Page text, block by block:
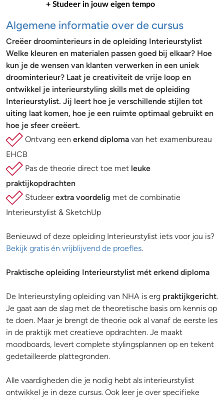
Algemene informatie over de cursus
Creëer droominterieurs in de opleiding Interieurstylist
Welke kleuren en materialen passen goed bij elkaar? Hoe
kun je de wensen van klanten verwerken in een uniek
droominterieur? Laat je creativiteit de vrije loop en
ontwikkel je interieurstyling skills met de opleiding
Interieurstylist. Jij leert hoe je verschillende stijlen tot
uiting laat komen, hoe je een ruimte optimaal gebruikt en
hoe je sfeer creëert.
Ontvang een erkend diploma van het examenbureau
EHCB
Pas de theorie direct toe met leuke
praktijkopdrachten
Studeer extra voordelig met de combinatie
Interieurstylist & SketchUp
Benieuwd of deze opleiding Interieurstylist iets voor jou is?
Bekijk gratis én vrijblijvend de proefles.
Praktische opleiding Interieurstylist mét erkend diploma
De Interieurstyling opleiding van NHA is erg praktijkgericht.
Je gaat aan de slag met de theoretische basis om kennis op
te doen. Maar je brengt de theorie ook al vanaf de eerste les
in de praktijk met creatieve opdrachten. Je maakt
moodboards, levert complete stylingsplannen op en tekent
gedetailleerde plattegronden.
Alle vaardigheden die je nodig hebt als interieurstylist
ontwikkel je in deze cursus. Ook leer je over specifieke